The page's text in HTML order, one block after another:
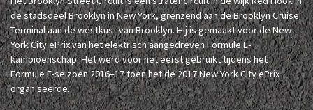
de stadsdeel Brooklyn in New York, grenzend aan de Brooklyn Cruise
Terminal aan de westkust van Brooklyn. Hij is gemaakt voor de New
York City ePrix van het elektrisch aangedreven Formule E-
kampioenschap. Het werd voor het eerst gebruikt tijdens het
Formule E-seizoen 2016–17 toen het de 2017 New York City ePrix
organiseerde.